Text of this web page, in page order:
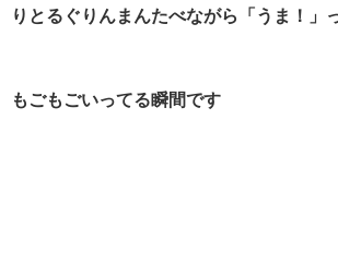
りとるぐりんまんたべながら「うま！」
もごもごいってる瞬間です